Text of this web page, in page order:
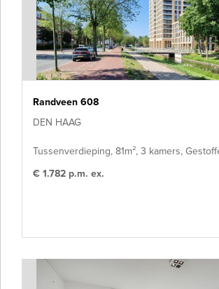
Randveen 608
DEN HAAG
Tussenverdieping, 81m², 3 kamers,
€ 1.782 p.m. ex.